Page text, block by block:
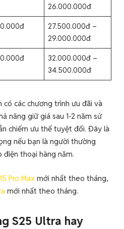
26.000.000đ
27.500.000đ –
29.000.000đ
32.000.000đ –
34.500.000đ
có các chương trình ưu đãi và
năng giữ giá sau 1-2 năm sử
chiếm ưu thế tuyệt đối. Đây là
nếu bạn là người thường
điện thoại hàng năm.
Pro Max mới nhất theo tháng,
mới nhất theo tháng.
S25 Ultra hay